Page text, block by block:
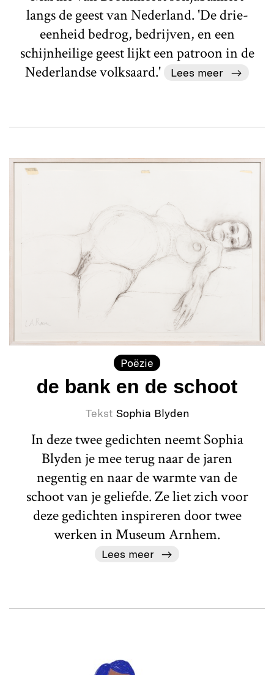
langs de geest van Nederland. 'De drie-
eenheid bedrog, bedrijven, en een
schijnheilige geest lijkt een patroon in de
Nederlandse volksaard.'
Lees meer
Poëzie
de bank en de schoot
Tekst Sophia Blyden
In deze twee gedichten neemt Sophia
Blyden je mee terug naar de jaren
negentig en naar de warmte van de
schoot van je geliefde. Ze liet zich voor
deze gedichten inspireren door twee
werken in Museum Arnhem.
Lees meer